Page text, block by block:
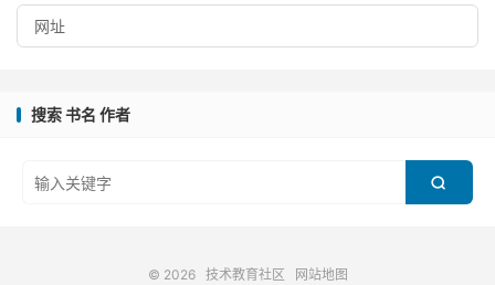
搜索 书名 作者

© 2026 技术教育社区 网站地图